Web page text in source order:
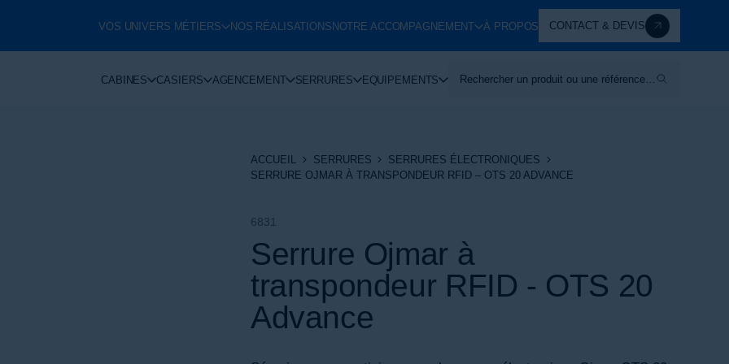
VOS UNIVERS MÉTIERS NOS RÉALISATIONS NOTRE ACCOMPAGNEMENT À PROPOS CONTACT & DEVIS
CABINES CASIERS AGENCEMENT SERRURES EQUIPEMENTS Rechercher un produit ou une référence…
ACCUEIL SERRURES
SERRURES ÉLECTRONIQUES
SERRURE OJMAR À TRANSPONDEUR RFID – OTS 20 ADVANCE
6831
Serrure Ojmar à
transpondeur RFID - OTS 20
Advance